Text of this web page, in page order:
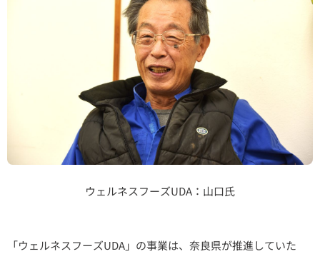
ウェルネスフーズUDA：山口氏
「ウェルネスフーズUDA」の事業は、奈良県が推進していた